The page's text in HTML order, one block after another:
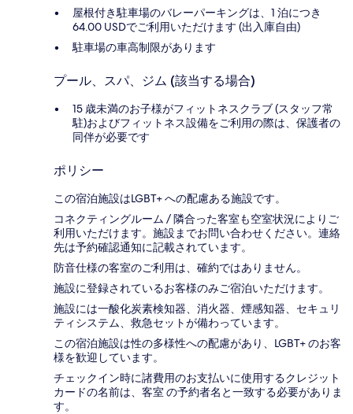
屋根付き駐車場のバレーパーキングは、1 泊につき
64.00 USDでご利用いただけます (出入庫自由)
駐車場の車高制限があります
プール、スパ、ジム (該当する場合)
15 歳未満のお子様がフィットネスクラブ (スタッフ常
駐)およびフィットネス設備をご利用の際は、保護者の
同伴が必要です
ポリシー
この宿泊施設はLGBT+ への配慮ある施設です。
コネクティングルーム / 隣合った客室も空室状況によりご
利用いただけます。施設までお問い合わせください。連絡
先は予約確認通知に記載されています。
防音仕様の客室のご利用は、確約ではありません。
施設に登録されているお客様のみご宿泊いただけます。
施設には一酸化炭素検知器、消火器、煙感知器、セキュリ
ティシステム、救急セットが備わっています。
この宿泊施設は性の多様性への配慮があり、LGBT+ のお客
様を歓迎しています。
チェックイン時に諸費用のお支払いに使用するクレジット
カードの名前は、客室 の予約者名と一致する必要がありま
す。